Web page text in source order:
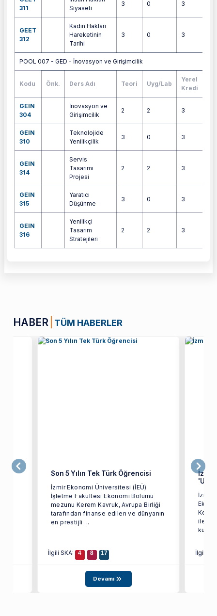
311
Siyaseti
3 0 3
GEET
312
Kadın Hakları
Hareketinin
Tarihi
3 0 3
POOL 007 - GED - İnovasyon ve Girişimcilik
Kodu Önk. Ders Adı Teori Uyg/Lab
Yerel
Kredi
GEIN
304
İnovasyon ve
Girişimcilik
2 2 3
GEIN
310
Teknolojide
Yenilikçilik
3 0 3
GEIN
314
Servis
Tasarımı
Projesi
2 2 3
GEIN
315
Yaratıcı
Düşünme
3 0 3
GEIN
316
Yenilikçi
Tasarım
Stratejileri
2 2 3
HABER TÜM HABERLER
Son 5 Yılın Tek Türk Öğrencisi
İzmir Ekonomi Üniversitesi (İEÜ)
İşletme Fakültesi Ekonomi Bölümü
mezunu Kerem Kavruk, Avrupa Birliği
tarafından finanse edilen ve dünyanın
en prestijli ...
İlgili SKA: 4 8 17
Devamı
İzmir
İzmir
ile
İlgili